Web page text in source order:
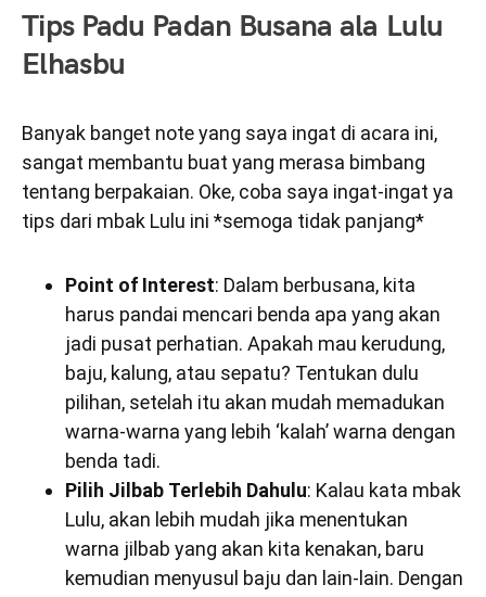
Tips Padu Padan Busana ala Lulu
Elhasbu
Banyak banget note yang saya ingat di acara ini,
sangat membantu buat yang merasa bimbang
tentang berpakaian. Oke, coba saya ingat-ingat ya
tips dari mbak Lulu ini *semoga tidak panjang*
Point of Interest: Dalam berbusana, kita
harus pandai mencari benda apa yang akan
jadi pusat perhatian. Apakah mau kerudung,
baju, kalung, atau sepatu? Tentukan dulu
pilihan, setelah itu akan mudah memadukan
warna-warna yang lebih ‘kalah’ warna dengan
benda tadi.
Pilih Jilbab Terlebih Dahulu: Kalau kata mbak
Lulu, akan lebih mudah jika menentukan
warna jilbab yang akan kita kenakan, baru
kemudian menyusul baju dan lain-lain. Dengan